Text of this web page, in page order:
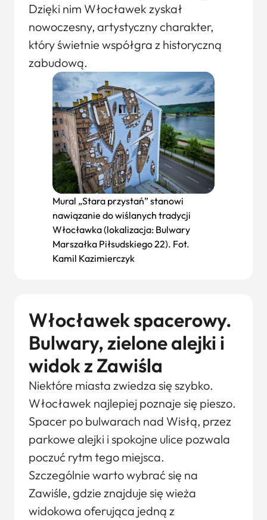
Dzięki nim Włocławek zyskał
nowoczesny, artystyczny charakter,
który świetnie współgra z historyczną
zabudową.
Mural „Stara przystań” stanowi
nawiązanie do wiślanych tradycji
Włocławka (lokalizacja: Bulwary
Marszałka Piłsudskiego 22). Fot.
Kamil Kazimierczyk
Włocławek spacerowy.
Bulwary, zielone alejki i
widok z Zawiśla
Niektóre miasta zwiedza się szybko.
Włocławek najlepiej poznaje się pieszo.
Spacer po bulwarach nad Wisłą, przez
parkowe alejki i spokojne ulice pozwala
poczuć rytm tego miejsca.
Szczególnie warto wybrać się na
Zawiśle, gdzie znajduje się wieża
widokowa oferująca jedną z